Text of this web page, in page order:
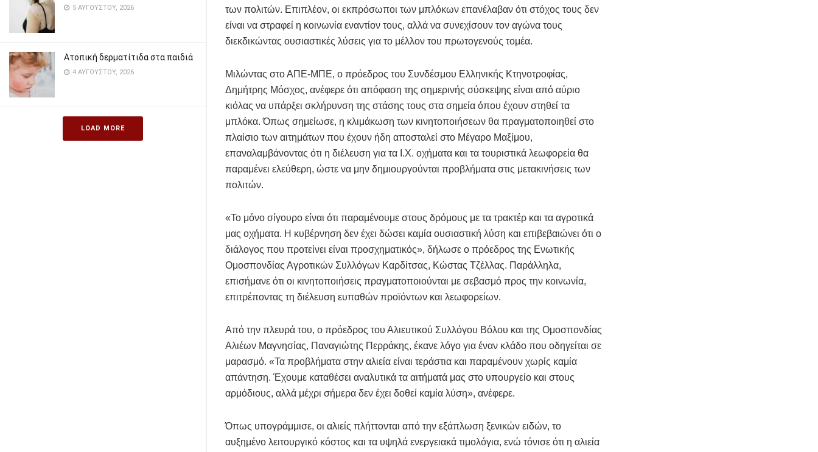
5 ΑΥΓΟΎΣΤΟΥ, 2026
Ατοπική δερματίτιδα στα παιδιά
4 ΑΥΓΟΎΣΤΟΥ, 2026
LOAD MORE
των πολιτών. Επιπλέον, οι εκπρόσωποι των μπλόκων επανέλαβαν ότι στόχος τους δεν
είναι να στραφεί η κοινωνία εναντίον τους, αλλά να συνεχίσουν τον αγώνα τους
διεκδικώντας ουσιαστικές λύσεις για το μέλλον του πρωτογενούς τομέα.
Μιλώντας στο ΑΠΕ-ΜΠΕ, ο πρόεδρος του Συνδέσμου Ελληνικής Κτηνοτροφίας,
Δημήτρης Μόσχος, ανέφερε ότι απόφαση της σημερινής σύσκεψης είναι από αύριο
κιόλας να υπάρξει σκλήρυνση της στάσης τους στα σημεία όπου έχουν στηθεί τα
μπλόκα. Όπως σημείωσε, η κλιμάκωση των κινητοποιήσεων θα πραγματοποιηθεί στο
πλαίσιο των αιτημάτων που έχουν ήδη αποσταλεί στο Μέγαρο Μαξίμου,
επαναλαμβάνοντας ότι η διέλευση για τα Ι.Χ. οχήματα και τα τουριστικά λεωφορεία θα
παραμένει ελεύθερη, ώστε να μην δημιουργούνται προβλήματα στις μετακινήσεις των
πολιτών.
«Το μόνο σίγουρο είναι ότι παραμένουμε στους δρόμους με τα τρακτέρ και τα αγροτικά
μας οχήματα. Η κυβέρνηση δεν έχει δώσει καμία ουσιαστική λύση και επιβεβαιώνει ότι ο
διάλογος που προτείνει είναι προσχηματικός», δήλωσε ο πρόεδρος της Ενωτικής
Ομοσπονδίας Αγροτικών Συλλόγων Καρδίτσας, Κώστας Τζέλλας. Παράλληλα,
επισήμανε ότι οι κινητοποιήσεις πραγματοποιούνται με σεβασμό προς την κοινωνία,
επιτρέποντας τη διέλευση ευπαθών προϊόντων και λεωφορείων.
Από την πλευρά του, ο πρόεδρος του Αλιευτικού Συλλόγου Βόλου και της Ομοσπονδίας
Αλιέων Μαγνησίας, Παναγιώτης Περράκης, έκανε λόγο για έναν κλάδο που οδηγείται σε
μαρασμό. «Τα προβλήματα στην αλιεία είναι τεράστια και παραμένουν χωρίς καμία
απάντηση. Έχουμε καταθέσει αναλυτικά τα αιτήματά μας στο υπουργείο και στους
αρμόδιους, αλλά μέχρι σήμερα δεν έχει δοθεί καμία λύση», ανέφερε.
Όπως υπογράμμισε, οι αλιείς πλήττονται από την εξάπλωση ξενικών ειδών, το
αυξημένο λειτουργικό κόστος και τα υψηλά ενεργειακά τιμολόγια, ενώ τόνισε ότι η αλιεία